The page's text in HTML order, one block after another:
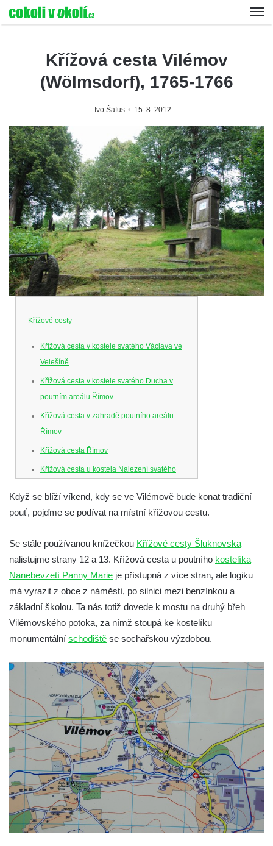
Křížová cesta Vilémov
(Wölmsdorf), 1765-1766
Ivo Šafus 15. 8. 2012
Křížové cesty
Křížová cesta v kostele svatého Václava ve
Velešíně
Křížová cesta v kostele svatého Ducha v
poutním areálu Římov
Křížová cesta v zahradě poutního areálu
Římov
Křížová cesta Římov
Křížová cesta u kostela Nalezení svatého
Křížová cesta na Křížovém vrchu ve
Frýdlantu
Křížová cesta u kostela Nanebevzetí Panny
Marie v Horním Jiřetíně
Křížová cesta – Stezka smíření na
Grabštejně
Křížová cesta u kostela svaté Máří
Magdaleny v Mařenicích
Křížová cesta Starý Hrozňatov
Křížová cesta v kapli Panny Marie Fatimské
ve Mšeném-lázně
Křížová cesta v kostele svatého Vavřince v
Království u Šluknova
Křížová cesta na fasádě kostela
Nanebevzetí Panny Marie v Schirgiswalde
Křížová cesta v kapli svatého Jana
Nepomuckého na návsi v Leské
Křížová cesta Chlumec
Křížová cesta u kostela Narození Panny
Když se blíží víkend, kdy se ve Vilémově bude konat tradiční
pouť, pojďme se podívat na místní křížovou cestu.
Se stále používanou knížečkou Křížové cesty Šluknovska
nalistujme strany 12 a 13. Křížová cesta u poutního kostelíka
Nanebevzetí Panny Marie je přístupná z více stran, ale logiku
má vyrazit z obce z náměstí, po silnici mezi benzínkou a
základní školou. Ta nás totiž dovede k mostu na druhý břeh
Vilémovského potoka, za nímž stoupá ke kostelíku
monumentální schodiště se sochařskou výzdobou.